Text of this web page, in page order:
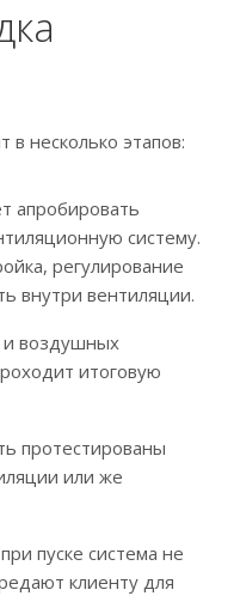
в несколько этапов:
апробировать
систему.
регулирование
внутри вентиляции.
воздушных
итоговую
протестированы
или же
пуске система не
клиенту для